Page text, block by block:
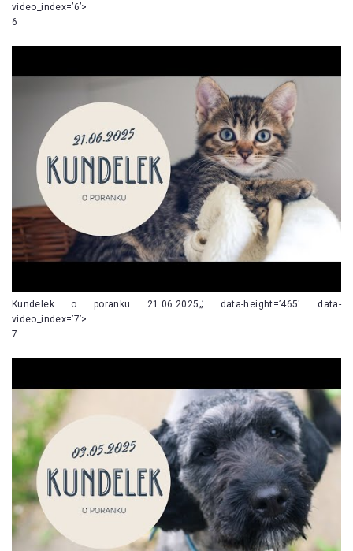
video_index=’6’>
6
Kundelek o poranku 21.06.2025„’ data-height=’465′ data-
video_index=’7’>
7